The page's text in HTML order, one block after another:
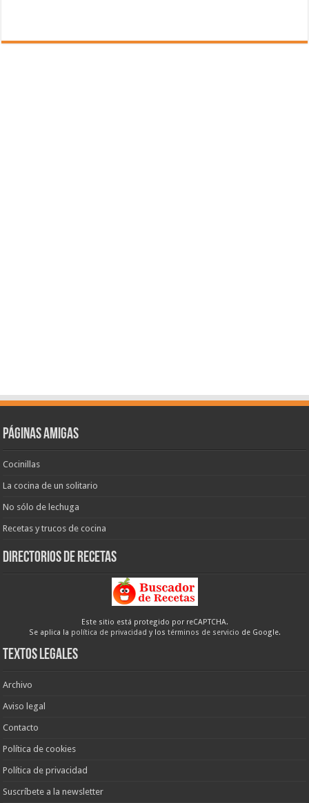
Páginas amigas
Cocinillas
La cocina de un solitario
No sólo de lechuga
Recetas y trucos de cocina
Directorios de recetas
Este sitio está protegido por reCAPTCHA.
Se aplica la política de privacidad y los términos de servicio de Google.
Textos legales
Archivo
Aviso legal
Contacto
Política de cookies
Política de privacidad
Suscríbete a la newsletter